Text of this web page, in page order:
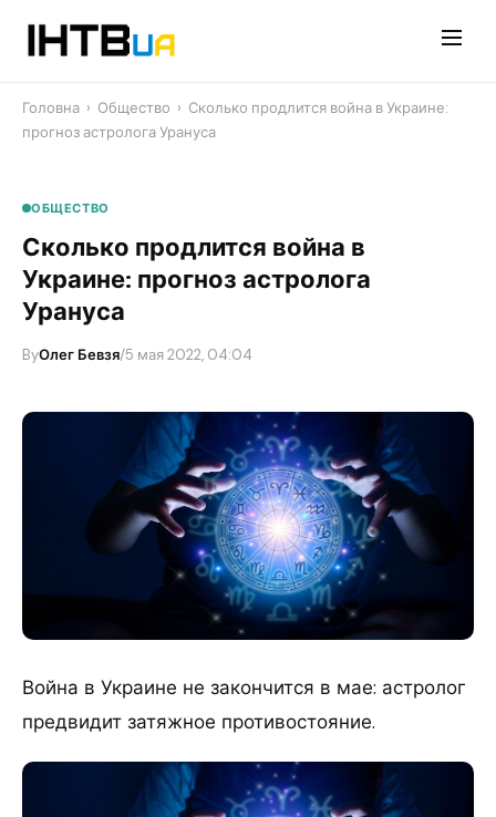
Головна › Общество › Сколько продлится война в Украине:
прогноз астролога Урануса
ОБЩЕСТВО
Сколько продлится война в
Украине: прогноз астролога
Урануса
ByОлег Бевзя/5 мая 2022, 04:04
Война в Украине не закончится в мае: астролог
предвидит затяжное противостояние.